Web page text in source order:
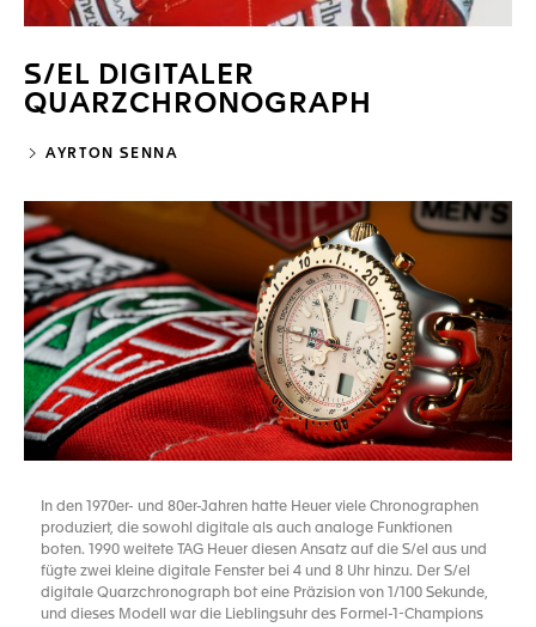
S/EL DIGITALER
QUARZCHRONOGRAPH
AYRTON SENNA
In den 1970er- und 80er-Jahren hatte Heuer viele Chronographen
produziert, die sowohl digitale als auch analoge Funktionen
boten. 1990 weitete TAG Heuer diesen Ansatz auf die S/el aus und
fügte zwei kleine digitale Fenster bei 4 und 8 Uhr hinzu. Der S/el
digitale Quarzchronograph bot eine Präzision von 1/100 Sekunde,
und dieses Modell war die Lieblingsuhr des Formel-1-Champions